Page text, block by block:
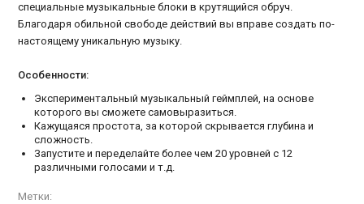
специальные музыкальные блоки в крутящийся обруч.
Благодаря обильной свободе действий вы вправе создать по-
настоящему уникальную музыку.
Особенности:
Экспериментальный музыкальный геймплей, на основе
которого вы сможете самовыразиться.
Кажущаяся простота, за которой скрывается глубина и
сложность.
Запустите и переделайте более чем 20 уровней с 12
различными голосами и т.д.
Метки: